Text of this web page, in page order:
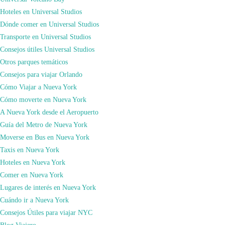
Hoteles en Universal Studios
Dónde comer en Universal Studios
Transporte en Universal Studios
Consejos útiles Universal Studios
Otros parques temáticos
Consejos para viajar Orlando
Cómo Viajar a Nueva York
Cómo moverte en Nueva York
A Nueva York desde el Aeropuerto
Guía del Metro de Nueva York
Moverse en Bus en Nueva York
Taxis en Nueva York
Hoteles en Nueva York
Comer en Nueva York
Lugares de interés en Nueva York
Cuándo ir a Nueva York
Consejos Útiles para viajar NYC
abril 26, 2021 marzo 7, 2024
Un día en Disneyland Paris
Blog Viajero
julio 8, 2021abril 5, 2022